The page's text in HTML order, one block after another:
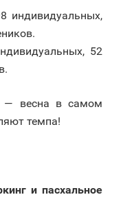
индивидуальных,
52
— весна в самом
темпа!
и пасхальное